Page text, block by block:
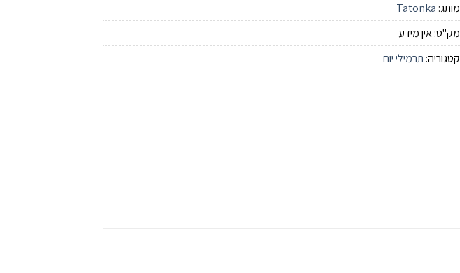
מותג: Tatonka
מק"ט:אין מידע
קטגוריה: תרמילי יום